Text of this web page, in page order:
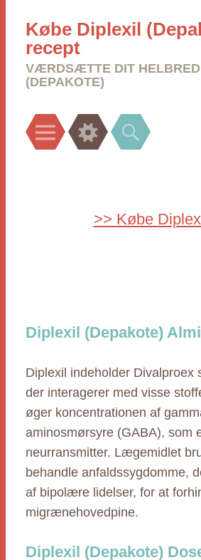
Købe Diplexil
recept
VÆRDSÆTTE DIT
(DEPAKOTE)
Menu Widgets Search
>> Købe
Diplexil (Depakote)
Diplexil indeholder Divalproex
der interagerer med visse
øger koncentrationen af
aminosmørsyre (GABA), som
neurransmitter. Lægemidlet
behandle anfaldssygdomme,
af bipolære lidelser, for at
migrænehovedpine.
Diplexil (Depakote)